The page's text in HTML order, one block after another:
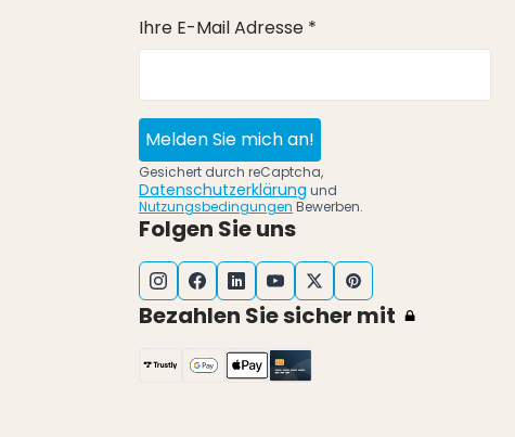
Ihre E-Mail Adresse *
Melden Sie mich an!
Gesichert durch reCaptcha,
Datenschutzerklärung und
Nutzungsbedingungen Bewerben.
Folgen Sie uns
Bezahlen Sie sicher mit